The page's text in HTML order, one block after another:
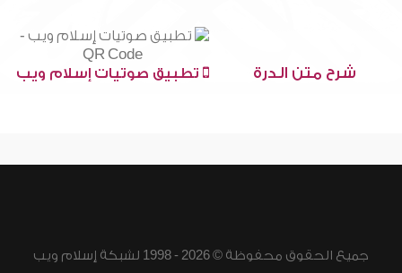
شرح متن الدرة تطبيق صوتيات إسلام ويب
جميع الحقوق محفوظة © 2026 - 1998 لشبكة إسلام ويب